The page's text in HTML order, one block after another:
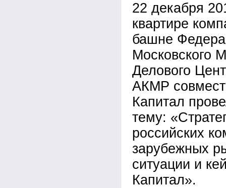
22 декабря
квартире
башне
Московского
Делового
АКМР
Капитал
тему:
российских
зарубежных
ситуации и
Капитал».